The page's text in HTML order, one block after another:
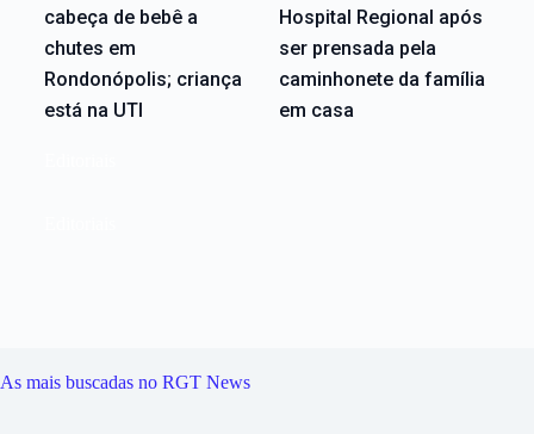
cabeça de bebê a
chutes em
Rondonópolis; criança
está na UTI
Hospital Regional após
ser prensada pela
caminhonete da família
em casa
As mais buscadas no RGT News